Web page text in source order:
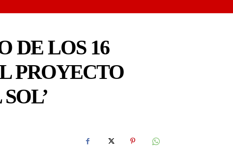
DE LOS 16
PROYECTO